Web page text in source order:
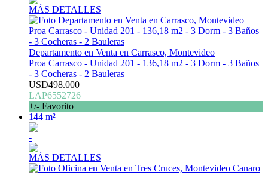
MÁS DETALLES
Departamento en Venta en Carrasco, Montevideo
Proa Carrasco - Unidad 201 - 136,18 m2 - 3 Dorm - 3 Baños
- 3 Cocheras - 2 Bauleras
USD498.000
LAP6552726
+/- Favorito
144 m²
-
MÁS DETALLES